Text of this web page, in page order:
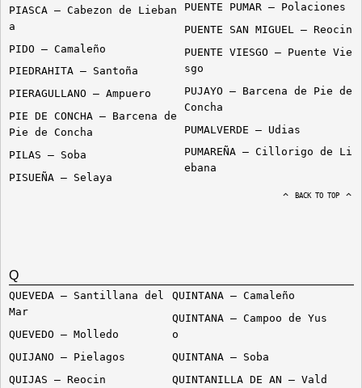
PIASCA – Cabezon de Lieban
a
PIDO – Camaleño
PIEDRAHITA – Santoña
PIERAGULLANO – Ampuero
PIE DE CONCHA – Barcena de
Pie de Concha
PILAS – Soba
PISUEÑA – Selaya
PUENTE PUMAR – Polaciones
PUENTE SAN MIGUEL – Reocin
PUENTE VIESGO – Puente Vie
sgo
PUJAYO – Barcena de Pie de
Concha
PUMALVERDE – Udias
PUMAREÑA – Cillorigo de Li
ebana
BACK TO TOP
Q
QUEVEDA – Santillana del
Mar
QUEVEDO – Molledo
QUIJANO – Pielagos
QUIJAS – Reocin
QUINTANA – Camaleño
QUINTANA – Campoo de Yus
o
QUINTANA – Soba
QUINTANILLA DE AN – Vald